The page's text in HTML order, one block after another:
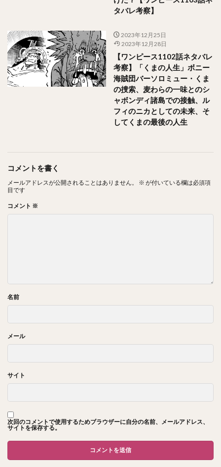
タバレ考察】
2023年12月25日
2023年12月28日
【ワンピース1102話ネタバレ
考察】「くまの人生」ボニー
海賊団バーソロミュー・くま
の捜索、麦わらの一味とのシ
ャボンディ諸島での接触、ル
フィのニカとしての未来、そ
してくまの最後の人生
コメントを書く
メールアドレスが公開されることはありません。 ※ が付いている欄は必須項
目です
コメント ※
名前
メール
サイト
次回のコメントで使用するためブラウザーに自分の名前、メールアドレス、
サイトを保存する。